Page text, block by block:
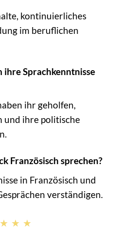
kontinuierliches
im beruflichen
ihre Sprachkenntnisse
ihr geholfen,
und ihre politische
Französisch sprechen?
in Französisch und
verständigen.